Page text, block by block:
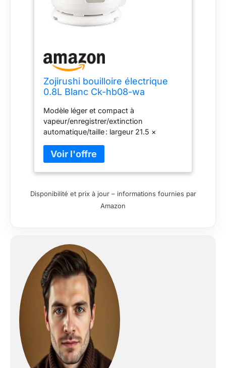
Zojirushi bouilloire électrique
0.8L Blanc Ck-hb08-wa
Modèle léger et compact à
vapeur/enregistrer/extinction
automatique/taille : largeur 21.5 ×
cm/alimentation : 100 V/consommation
d'énergie : 1300 W/Capacité : 0.8l/code :
1.3 m/d'ébullition : environ 4 minutes
tasse)/poids : 0.98 kg/couleur : WA
Disponibilité et prix à jour – informations fournies par
Amazon